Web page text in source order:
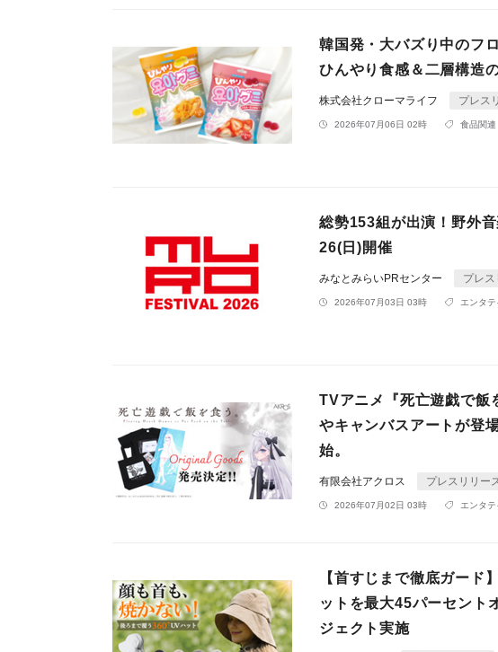
韓国発・大バズり中のフ
ひんやり食感＆二層構造
株式会社クローマライフ プレス
2026年07月06日 02時 食品関連
総勢153組が出演！野外
26(日)開催
みなとみらいPRセンター プレス
2026年07月03日 03時 エンタ
TVアニメ『死亡遊戯で飯
やキャンバスアートが登
始。
有限会社アクロス プレスリリー
2026年07月02日 03時 エンタ
【首すじまで徹底ガード
ットを最大45パーセント
ジェクト実施